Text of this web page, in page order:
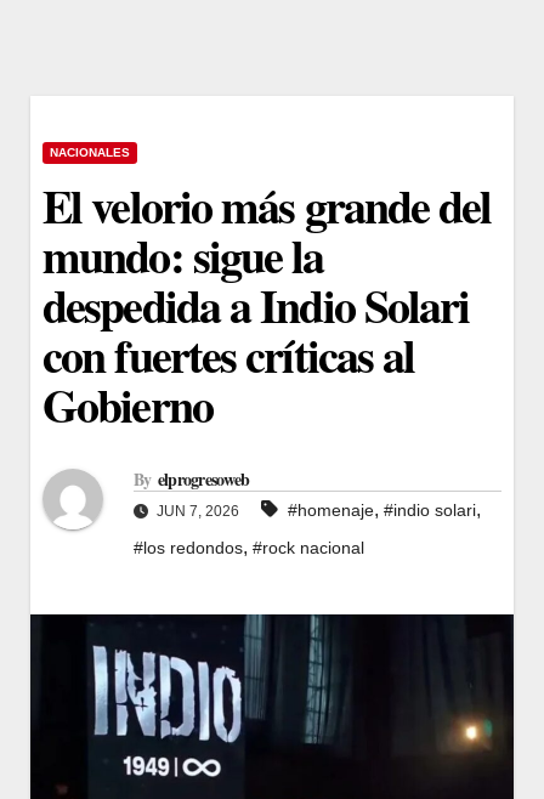
NACIONALES
El velorio más grande del
mundo: sigue la
despedida a Indio Solari
con fuertes críticas al
Gobierno
By elprogresoweb
JUN 7, 2026 #homenaje, #indio solari,
#los redondos, #rock nacional